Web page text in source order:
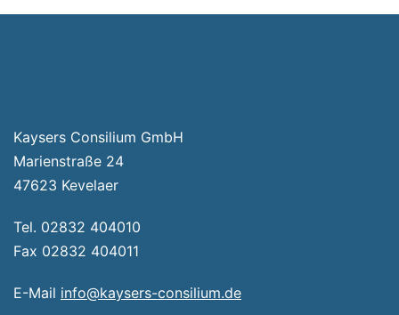
Kaysers Consilium GmbH
Marienstraße 24
47623 Kevelaer
Tel. 02832 404010
Fax 02832 404011
E-Mail info@kaysers-consilium.de